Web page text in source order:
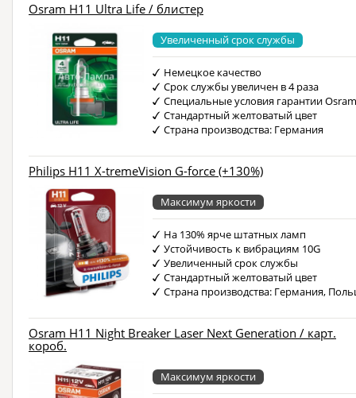
Osram H11 Ultra Life / блистер
Увеличенный срок службы
Немецкое качество
Срок службы увеличен в 4 раза
Специальные условия гарантии
Стандартный желтоватый цвет
Страна производства: Германия
Philips H11 X-tremeVision G-force (+130%)
Максимум яркости
На 130% ярче штатных ламп
Устойчивость к вибрациям 10G
Увеличенный срок службы
Стандартный желтоватый цвет
Страна производства: Германия,
Osram H11 Night Breaker Laser Next Generation / карт.
короб.
Максимум яркости